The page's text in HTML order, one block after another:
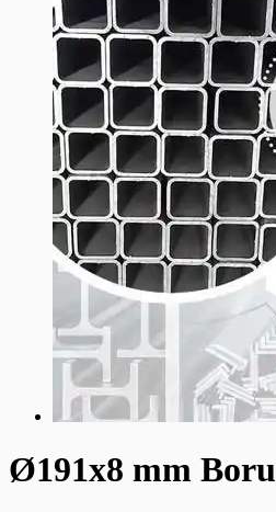
Ø191x8 mm Boru